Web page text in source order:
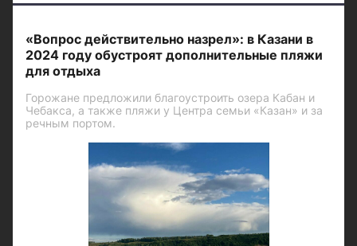
«Вопрос действительно назрел»: в Казани в
2024 году обустроят дополнительные пляжи
для отдыха
Горожане предложили благоустроить озера Кабан и
Чебакса, а также пляжи у Центра семьи «Казан» и за
речным портом.